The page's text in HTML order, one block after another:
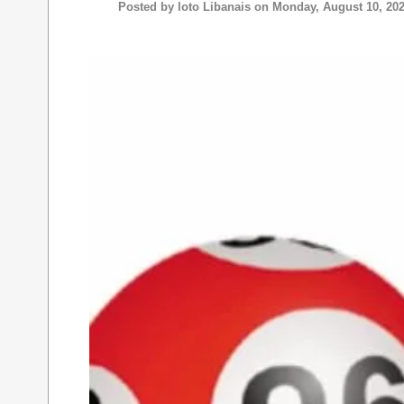
Posted by loto Libanais on Monday, August 10,